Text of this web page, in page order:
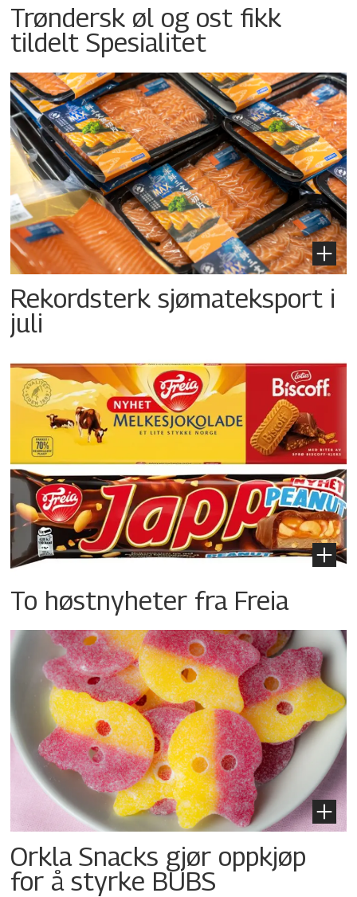
Trøndersk øl og ost fikk
tildelt Spesialitet
Rekordsterk sjømateksport i
juli
To høstnyheter fra Freia
Orkla Snacks gjør oppkjøp
for å styrke BUBS